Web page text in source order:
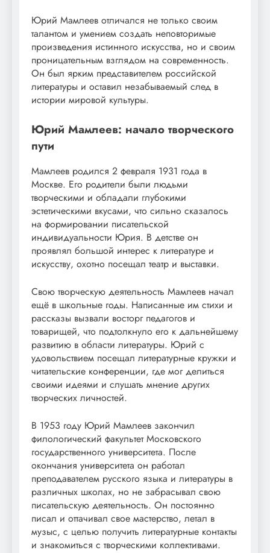
Юрий Мамлеев отличался не только своим
талантом и умением создать неповторимые
произведения истинного искусства, но и своим
проницательным взглядом на современность.
Он был ярким представителем российской
литературы и оставил незабываемый след в
истории мировой культуры.
Юрий Мамлеев: начало творческого
пути
Мамлеев родился 2 февраля 1931 года в
Москве. Его родители были людьми
творческими и обладали глубокими
эстетическими вкусами, что сильно сказалось
на формировании писательской
индивидуальности Юрия. В детстве он
проявлял большой интерес к литературе и
искусству, охотно посещал театр и выставки.
Свою творческую деятельность Мамлеев начал
ещё в школьные годы. Написанные им стихи и
рассказы вызвали восторг педагогов и
товарищей, что подтолкнуло его к дальнейшему
развитию в области литературы. Юрий с
удовольствием посещал литературные кружки и
читательские конференции, где мог делиться
своими идеями и слушать мнение других
творческих личностей.
В 1953 году Юрий Мамлеев закончил
филологический факультет Московского
государственного университета. После
окончания университета он работал
преподавателем русского языка и литературы в
различных школах, но не забрасывал свою
писательскую деятельность. Он постоянно
писал и оттачивал свое мастерство, летал в
музыс, с целью получить литературные контакты
и знакомиться с творческими коллективами.